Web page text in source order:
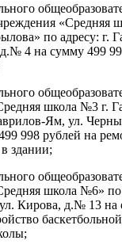
«Средняя
по адресу: г.
4 на сумму 499
школа №3 г.
Ям, ул.
998 рублей на
здании;
школа №6» по
Кирова, д.№ 13 на